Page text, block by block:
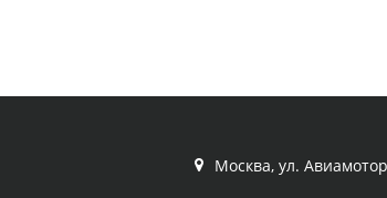
Москва, ул.